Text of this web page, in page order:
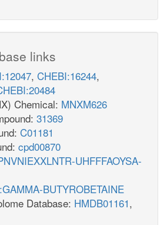
links
, CHEBI:16244,
Chemical: MNXM626
31369
C01181
cpd00870
UHFFFAOYSA-
BUTYROBETAINE
Database: HMDB01161,